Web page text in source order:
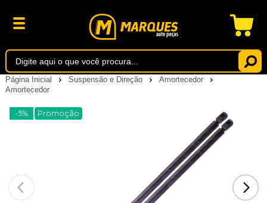
Página Inicial Suspensão e Direção
Amortecedor
Amortecedor
-5% Promoção